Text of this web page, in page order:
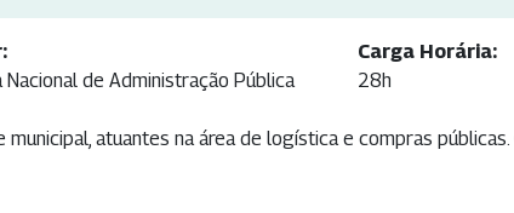
Nacional de Administração Pública
Carga Horária:
28h
atuantes na área de logística e compras